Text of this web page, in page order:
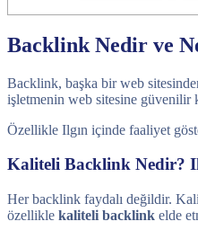
Backlink Nedir ve
Backlink, başka bir web
işletmenin web sitesine güvenilir
Özellikle Ilgın içinde faaliyet
Kaliteli Backlink Nedir?
Her backlink faydalı değildir.
özellikle kaliteli backlink elde